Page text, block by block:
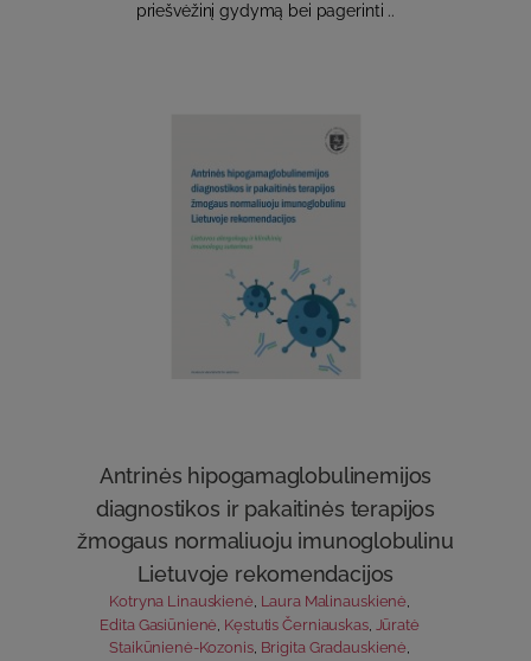
priešvėžinį gydymą bei pagerinti ..
Antrinės hipogamaglobulinemijos
diagnostikos ir pakaitinės terapijos
žmogaus normaliuoju imunoglobulinu
Lietuvoje rekomendacijos
Kotryna Linauskienė, Laura Malinauskienė,
Edita Gasiūnienė Kęstutis Černiauskas,
Jūratė
Staikūnienė-Kozonis, Brigita Gradauskienė,